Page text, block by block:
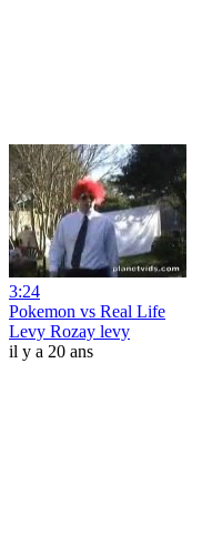
3:24
Pokemon vs Real Life
Levy Rozay levy
il y a 20 ans